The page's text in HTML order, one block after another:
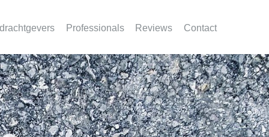
Professionals Reviews Contact